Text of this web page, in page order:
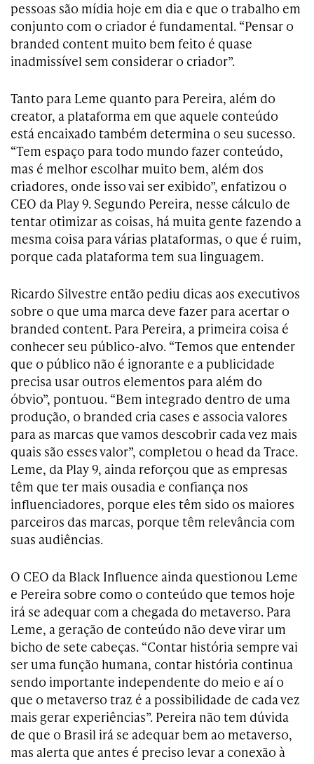
pessoas são mídia hoje em dia e que o trabalho em
conjunto com o criador é fundamental. “Pensar o
branded content muito bem feito é quase
inadmissível sem considerar o criador”.
Tanto para Leme quanto para Pereira, além do
creator, a plataforma em que aquele conteúdo
está encaixado também determina o seu sucesso.
“Tem espaço para todo mundo fazer conteúdo,
mas é melhor escolhar muito bem, além dos
criadores, onde isso vai ser exibido”, enfatizou o
CEO da Play 9. Segundo Pereira, nesse cálculo de
tentar otimizar as coisas, há muita gente fazendo a
mesma coisa para várias plataformas, o que é ruim,
porque cada plataforma tem sua linguagem.
Ricardo Silvestre então pediu dicas aos executivos
sobre o que uma marca deve fazer para acertar o
branded content. Para Pereira, a primeira coisa é
conhecer seu público-alvo. “Temos que entender
que o público não é ignorante e a publicidade
precisa usar outros elementos para além do
óbvio”, pontuou. “Bem integrado dentro de uma
produção, o branded cria cases e associa valores
para as marcas que vamos descobrir cada vez mais
quais são esses valor”, completou o head da Trace.
Leme, da Play 9, ainda reforçou que as empresas
têm que ter mais ousadia e confiança nos
influenciadores, porque eles têm sido os maiores
parceiros das marcas, porque têm relevância com
suas audiências.
O CEO da Black Influence ainda questionou Leme
e Pereira sobre como o conteúdo que temos hoje
irá se adequar com a chegada do metaverso. Para
Leme, a geração de conteúdo não deve virar um
bicho de sete cabeças. “Contar história sempre vai
ser uma função humana, contar história continua
sendo importante independente do meio e aí o
que o metaverso traz é a possibilidade de cada vez
mais gerar experiências”. Pereira não tem dúvida
de que o Brasil irá se adequar bem ao metaverso,
mas alerta que antes é preciso levar a conexão à